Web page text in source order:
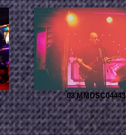
03 MMDSC04443